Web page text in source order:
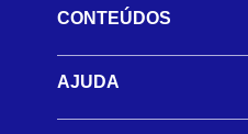
CONTEÚDOS
AJUDA